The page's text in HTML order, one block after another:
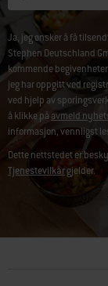
Ja, jeg ønsker å få
Stephen Deutschland
kommende
jeg har oppgitt ved
ved hjelp av
å klikke påavmeld
informasjon, vennligst
Dette nettstedet er
Tjenestevilkårgjelder.